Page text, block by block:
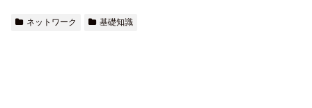
ネットワーク 基礎知識